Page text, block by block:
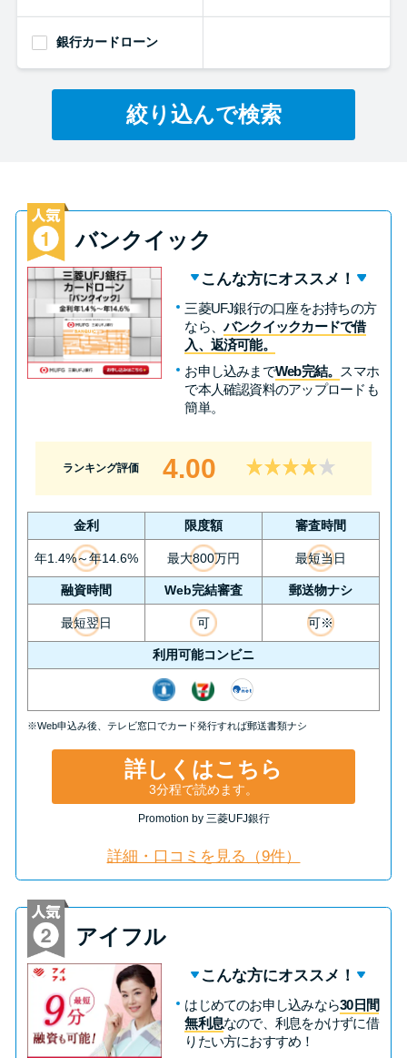
特集ページ一覧
銀行カードローンを選ぶべき4つ
の理由
無利息期間を利用して利息0円で
お金を借りる3つのポイント
種類・特徴別一覧
今月の家賃払えない…2ヵ月目に
は解決しないと危険な理由と対
処法3つ
家賃払えないが強制退去は避け
たい…市役所に相談より賢い方
街金とは？絶対審査通る？借金
に悩む人へ街金をおすすめしな
い理由
質屋でお金を借りるには？年利
やシステムをカードローンと比
る？
学生がお金を借りる方法は？親
へのバレにくさや将来への影響
を解説
銀行カードローン
絞り込んで検索
バンクイック
こんな方にオススメ！
三菱UFJ銀行の口座をお持ちの方
なら、バンクイックカードで借
入、返済可能。
お申し込みまでWeb完結。 スマホ
で本人確認資料のアップロードも
簡単。
ランキング評価 4.00
金利 限度額 審査時間
年1.4%～年14.6% 最大800万円 最短当日
融資時間 Web完結審査 郵送物ナシ
最短翌日 可 可※
利用可能コンビニ
※Web申込み後、テレビ窓口でカード発行すれば郵送書類ナシ
詳しくはこちら
3分程で読めます。
Promotion by 三菱UFJ銀行
詳細・口コミを見る（9件）
アイフル
こんな方にオススメ！
はじめてのお申し込みなら30日間
無利息なので、利息をかけずに借
りたい方におすすめ！